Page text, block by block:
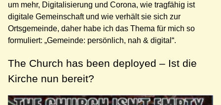
um mehr, Digitalisierung und Corona, wie tragfähig ist
digitale Gemeinschaft und wie verhält sie sich zur
Ortsgemeinde, daher habe ich das Thema für mich so
formuliert: „Gemeinde: persönlich, nah & digital“.
The Church has been deployed – Ist die
Kirche nun bereit?